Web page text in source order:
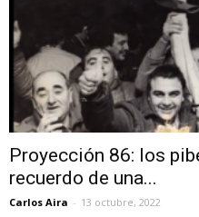
Proyección 86: los
recuerdo de una...
Carlos Aira - 13 octubre, 2022